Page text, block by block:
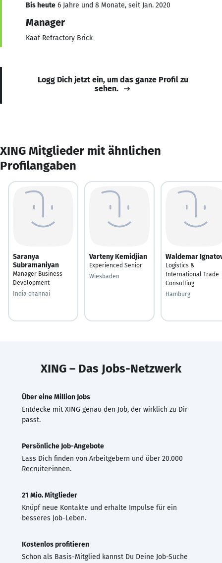
Bis heute 6 Jahre und 8 Monate, seit Jan. 2020
Manager
Kaaf Refractory Brick
Logg Dich jetzt ein, um das ganze Profil zu
sehen.
XING Mitglieder mit ähnlichen
Profilangaben
Saranya
Subramaniyan
Manager Business
Development
India channai
Varteny Kemidjian
Experienced Senior
Wiesbaden
Waldemar
Logistics &
International Trade
Consulting
Hamburg
XING – Das Jobs-Netzwerk
Über eine Million Jobs
Entdecke mit XING genau den Job, der wirklich zu Dir
passt.
Persönliche Job-Angebote
Lass Dich finden von Arbeitgebern und über 20.000
Recruiter·innen.
21 Mio. Mitglieder
Knüpf neue Kontakte und erhalte Impulse für ein
besseres Job-Leben.
Kostenlos profitieren
Schon als Basis-Mitglied kannst Du Deine Job-Suche